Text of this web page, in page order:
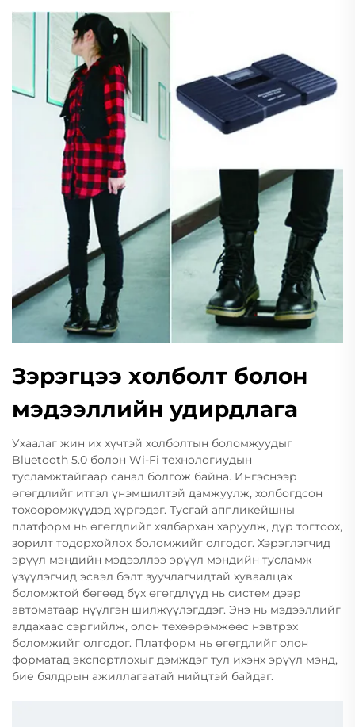
Зэрэгцээ холболт болон
мэдээллийн удирдлага
Ухаалаг жин их хүчтэй холболтын боломжуудыг
Bluetooth 5.0 болон Wi-Fi технологиудын
тусламжтайгаар санал болгож байна. Ингэснээр
өгөгдлийг итгэл үнэмшилтэй дамжуулж, холбогдсон
төхөөрөмжүүдэд хүргэдэг. Тусгай аппликейшны
платформ нь өгөгдлийг хялбархан харуулж, дүр тогтоох,
зорилт тодорхойлох боломжийг олгодог. Хэрэглэгчид
эрүүл мэндийн мэдээллээ эрүүл мэндийн тусламж
үзүүлэгчид эсвэл бэлт зуучлагчидтай хуваалцах
боломжтой бөгөөд бүх өгөгдлүүд нь систем дээр
автоматаар нүүлгэн шилжүүлэгддэг. Энэ нь мэдээллийг
алдахаас сэргийлж, олон төхөөрөмжөөс нэвтрэх
боломжийг олгодог. Платформ нь өгөгдлийг олон
форматад экспортлохыг дэмждэг тул ихэнх эрүүл мэнд,
бие бялдрын ажиллагаатай нийцтэй байдаг.